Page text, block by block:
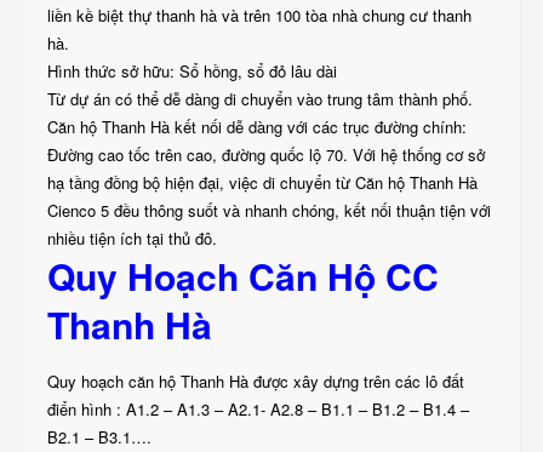
liền kề biệt thự thanh hà và trên 100 tòa nhà chung cư thanh
hà.
Hình thức sở hữu: Sổ hồng, sổ đỏ lâu dài
Từ dự án có thể dễ dàng di chuyển vào trung tâm thành phố.
Căn hộ Thanh Hà kết nối dễ dàng với các trục đường chính:
Đường cao tốc trên cao, đường quốc lộ 70. Với hệ thống cơ sở
hạ tầng đồng bộ hiện đại, việc di chuyển từ Căn hộ Thanh Hà
Cienco 5 đều thông suốt và nhanh chóng, kết nối thuận tiện với
nhiều tiện ích tại thủ đô.
Quy Hoạch Căn Hộ CC
Thanh Hà
Quy hoạch căn hộ Thanh Hà được xây dựng trên các lô đất
điển hình : A1.2 – A1.3 – A2.1- A2.8 – B1.1 – B1.2 – B1.4 –
B2.1 – B3.1….